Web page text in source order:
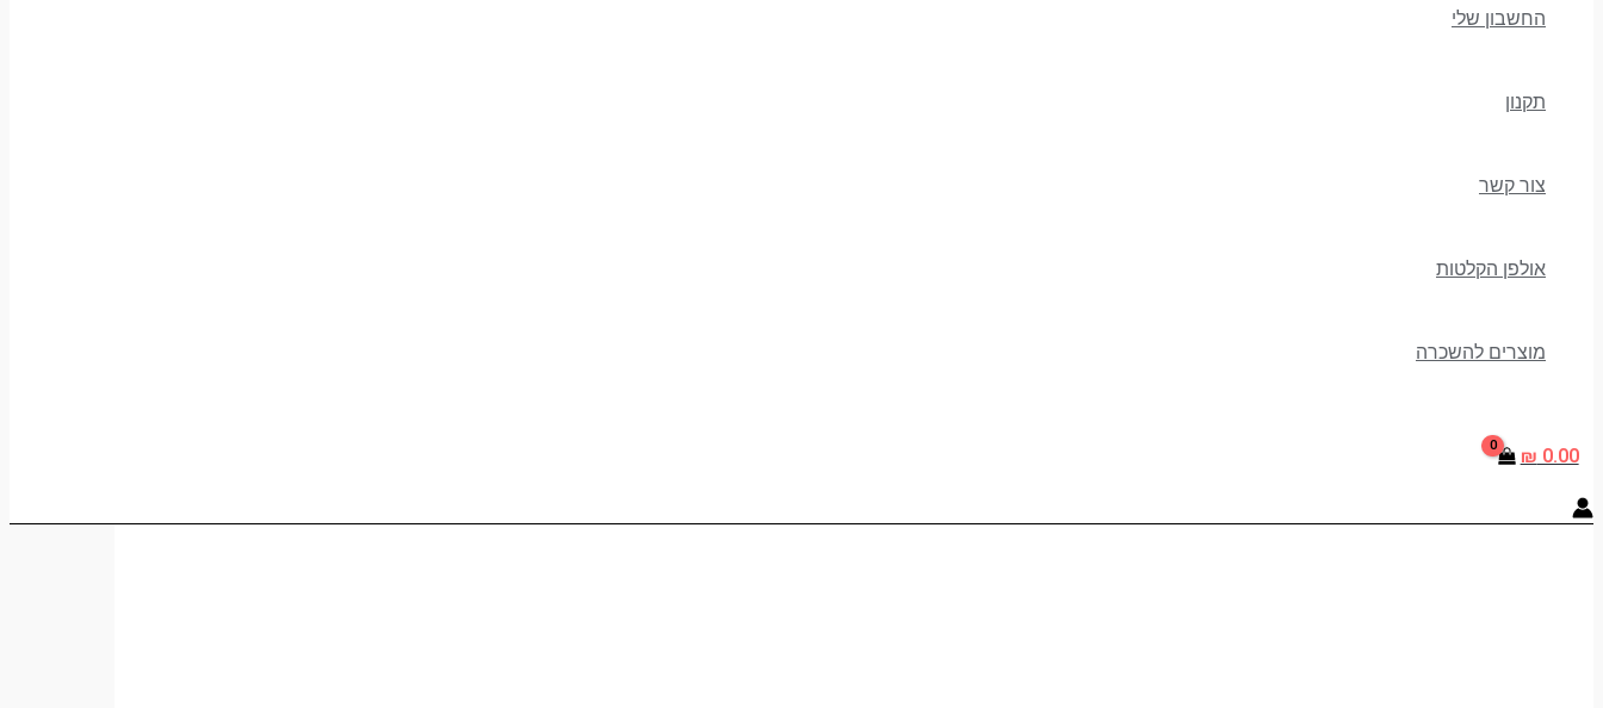
החשבון שלי
תקנון
צור קשר
אולפן הקלטות
מוצרים להשכרה
₪ 0.00